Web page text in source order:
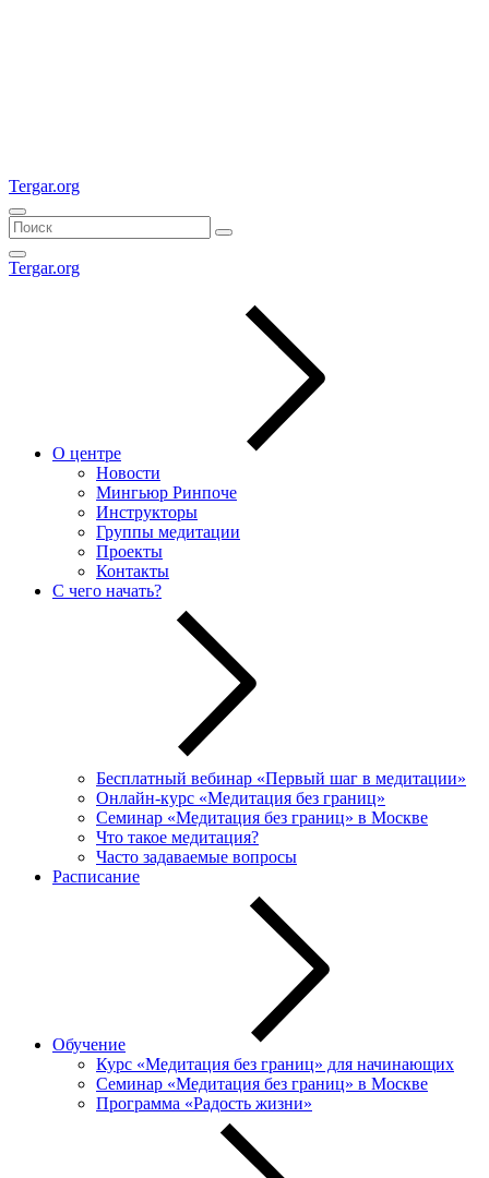
Tergar.org
Tergar.org
О центре
Новости
Мингьюр Ринпоче
Инструкторы
Группы медитации
Проекты
Контакты
С чего начать?
Бесплатный вебинар «Первый шаг в медитации»
Онлайн-курс «Медитация без границ»
Семинар «Медитация без границ» в Москве
Что такое медитация?
Часто задаваемые вопросы
Расписание
Обучение
Курс «Медитация без границ» для начинающих
Семинар «Медитация без границ» в Москве
Программа «Радость жизни»